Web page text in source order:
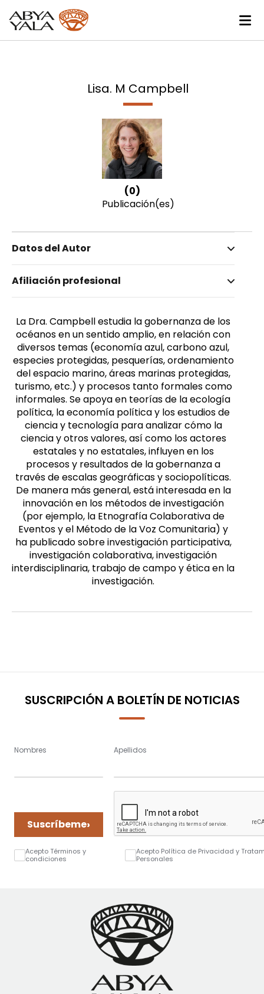
Lisa. M Campbell
(0)
Publicación(es)
Datos del Autor
Campbell, Lisa. M
Femenino
Afiliación profesional
La Dra. Campbell estudia la gobernanza de los
océanos en un sentido amplio, en relación con
diversos temas (economía azul, carbono azul,
especies protegidas, pesquerías, ordenamiento
del espacio marino, áreas marinas protegidas,
turismo, etc.) y procesos tanto formales como
informales. Se apoya en teorías de la ecología
política, la economía política y los estudios de
ciencia y tecnología para analizar cómo la
ciencia y otros valores, así como los actores
estatales y no estatales, influyen en los
procesos y resultados de la gobernanza a
través de escalas geográficas y sociopolíticas.
De manera más general, está interesada en la
innovación en los métodos de investigación
(por ejemplo, la Etnografía Colaborativa de
Eventos y el Método de la Voz Comunitaria) y
ha publicado sobre investigación participativa,
investigación colaborativa, investigación
interdisciplinaria, trabajo de campo y ética en la
investigación.
SUSCRIPCIÓN A BOLETÍN DE NOTICIAS
Nombres Apellidos
Suscríbeme›
Acepto Términos y
condiciones
Acepto Política de Privacidad y
Personales